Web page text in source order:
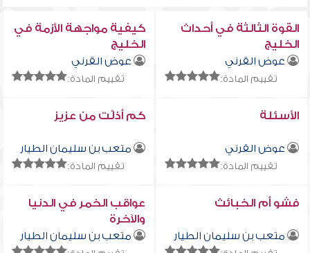
القوة الثالثة في أحداث
الخليج
عوض القرني
تقييم المادة:
كيفية مواجهة الأزمة في
الخليج
عوض القرني
تقييم المادة:
الأسئلة
عوض القرني
تقييم المادة:
كم أذلّت من عزيز
متعب بن سليمان الطيار
تقييم المادة:
فشو أم الخبائث
متعب بن سليمان الطيار
عواقب الخمر في الدنيا
والآخرة
متعب بن سليمان الطيار